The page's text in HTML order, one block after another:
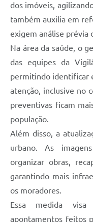
dos imóveis,
também auxilia em
exigem análise prévia
Na área da saúde, o
das equipes da
permitindo identificar
atenção, inclusive no
preventivas ficam
população.
Além disso, a
urbano. As
organizar obras,
garantindo mais
os moradores.
Essa medida
apontamentos feitos